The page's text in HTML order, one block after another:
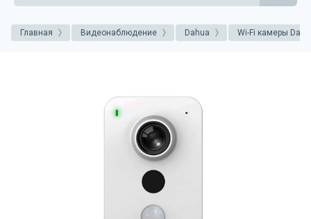
Главная Видеонаблюдение Dahua Wi-Fi камеры